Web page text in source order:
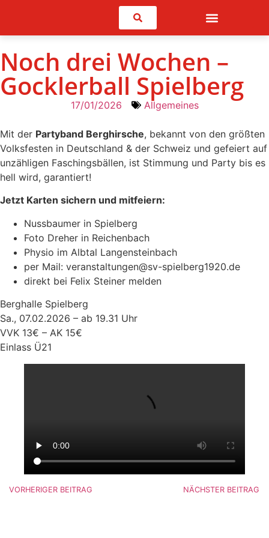
Suchen
Noch drei Wochen –
Gocklerball Spielberg
17/01/2026 Allgemeines
Mit der Partyband Berghirsche, bekannt von den größten
Volksfesten in Deutschland & der Schweiz und gefeiert auf
unzähligen Faschingsbällen, ist Stimmung und Party bis es
hell wird, garantiert!
Jetzt Karten sichern und mitfeiern:
Nussbaumer in Spielberg
Foto Dreher in Reichenbach
Physio im Albtal Langensteinbach
per Mail: veranstaltungen@sv-spielberg1920.de
direkt bei Felix Steiner melden
Berghalle Spielberg
Sa., 07.02.2026 – ab 19.31 Uhr
VVK 13€ – AK 15€
Einlass Ü21
VORHERIGER BEITRAG NÄCHSTER BEITRAG